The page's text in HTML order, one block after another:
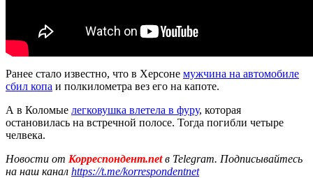
Ранее стало известно, что в Херсоне мужчина на автомобиле
сбил копа и полкилометра вез его на капоте.
А в Коломые легковушка влетела в фуру, которая
остановилась на встречной полосе. Тогда погибли четыре
челвека.
Новости от Корреспондент.netв Telegram. Подписывайтесь
на наш канал https://t.me/korrespondentnet